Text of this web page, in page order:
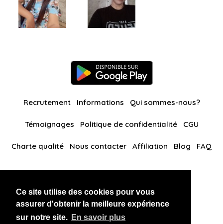
Ce site utilise des cookies pour vous
assurer d'obtenir la meilleure expérience
sur notre site. En savoir plus
Recrutement Informations Qui sommes-nous?
Témoignages Politique de confidentialité CGU
Charte qualité Nous contacter Affiliation Blog FAQ
BlackAndBeauties RussianKisses